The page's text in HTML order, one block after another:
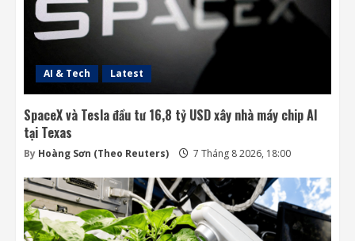
AI & Tech Latest
SpaceX và Tesla đầu tư 16,8 tỷ USD xây nhà máy chip AI
tại Texas
By Hoàng Sơn (Theo Reuters) 7 Tháng 8 2026, 18:00